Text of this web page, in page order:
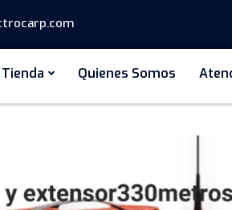
Tienda Quienes Somos